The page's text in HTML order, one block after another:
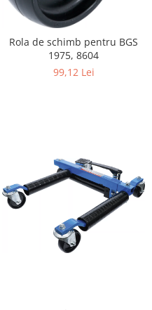
Rola de schimb pentru BGS
1975, 8604
99,12 Lei